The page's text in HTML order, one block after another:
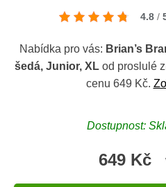
4.8 /
Nabídka pro vás: Brian’s
šedá, Junior, XL od proslulé
cenu 649 Kč.
Dostupnost:
649 Kč